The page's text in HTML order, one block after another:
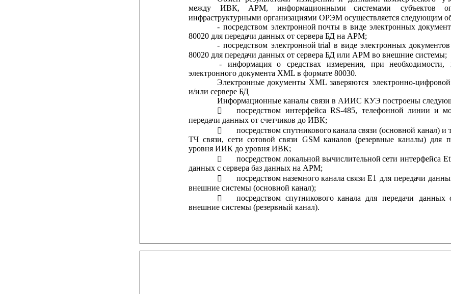
между
ИВК, АРМ, информационными системами субъектов
инфраструктурными организациями ОРЭМ осуществляется следующим
- посредством электронной почты в виде электронных
80020 для передачи данных от сервера БД на АРМ;
- посредством электронной trial в виде электронных документов
80020 для передачи данных от сервера БД или АРМ во внешние системы;
-
информация о средствах измерения, при необходимости,
электронного документа XML в формате 80030.
Электронные документы XML заверяются электронно-цифровой
и/или сервере БД
Информационные каналы связи в АИИС КУЭ построены

посредством интерфейса RS-485, телефонной линии и
передачи данных от счетчиков до ИВК;

посредством спутниковогоканала связи (основной канал) и
ТЧ связи, сети сотовой связи GSM каналов (резервные каналы) для
уровня ИИК до уровня ИВК;

посредством локальной вычислительной сети интерфейса
данных с сервера баз данных на АРМ;

посредством наземного канала связи Е1 для передачи
внешние системы (основной канал);

посредством спутникового канала для передачи данных
внешние системы (резервный канал).